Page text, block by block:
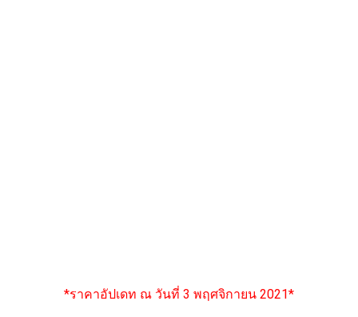
*ราคาอัปเดท ณ วันที่ 3 พฤศจิกายน 2021*